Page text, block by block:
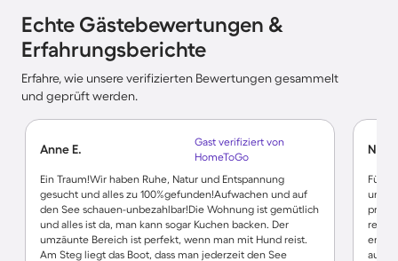
Echte Gästebewertungen &
Erfahrungsberichte
Erfahre, wie unsere verifizierten Bewertungen gesammelt
und geprüft werden.
Anne E.
Gast verifiziert von
HomeToGo
Ein Traum!Wir haben Ruhe, Natur und Entspannung
gesucht und alles zu 100%gefunden!Aufwachen und auf
den See schauen-unbezahlbar!Die Wohnung ist gemütlich
und alles ist da, man kann sogar Kuchen backen. Der
umzäunte Bereich ist perfekt, wenn man mit Hund reist.
Am Steg liegt das Boot, dass man jederzeit den See
Für 3
und
recht